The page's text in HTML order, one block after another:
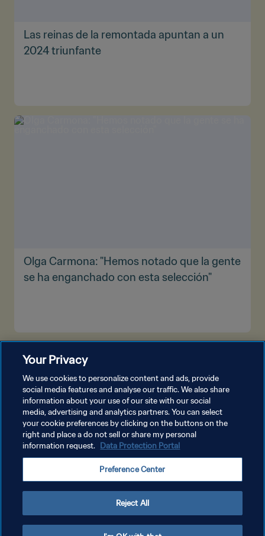
Las reinas de la remontada apuntan a un
2024 triunfante
Olga Carmona: "Hemos notado que la gente
se ha enganchado con esta selección"
POLÍTICA DE PRIVACIDAD
AJUSTAR LA CONFIGURACIÓN DE LAS COOKIES
Copyright © 1994 - 2026 FIFA. Todos los derechos reservados.
Your Privacy
We use cookies to personalize content and ads, provide
social media features and analyse our traffic. We also share
information about your use of our site with our social
media, advertising and analytics partners. You can select
your cookie preferences by clicking on the buttons on the
right and place a do not sell or share my personal
information request. Data Protection Portal
Preference Center
Reject All